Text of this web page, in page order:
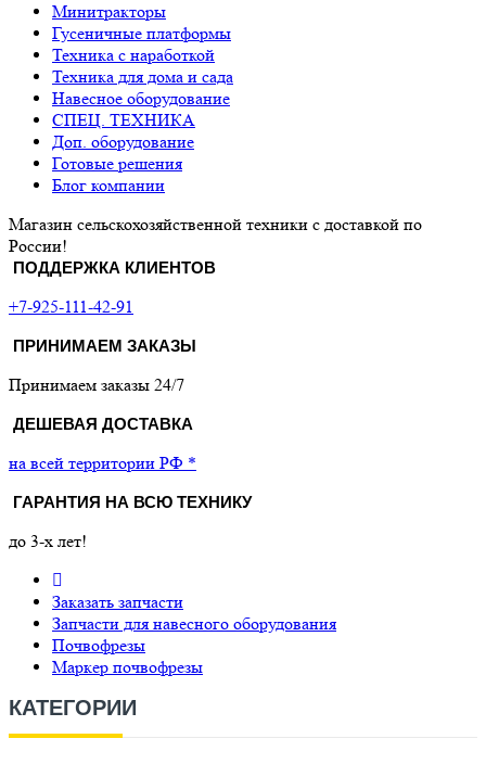
Минитракторы
Гусеничные платформы
Техника с наработкой
Техника для дома и сада
Навесное оборудование
СПЕЦ. ТЕХНИКА
Доп. оборудование
Готовые решения
Блог компании
Магазин сельскохозяйственной техники с доставкой по
России!
ПОДДЕРЖКА КЛИЕНТОВ
+7-925-111-42-91
ПРИНИМАЕМ ЗАКАЗЫ
Принимаем заказы 24/7
ДЕШЕВАЯ ДОСТАВКА
на всей территории РФ *
ГАРАНТИЯ НА ВСЮ ТЕХНИКУ
до 3-х лет!
Заказать запчасти
Запчасти для навесного оборудования
Почвофрезы
Маркер почвофрезы
КАТЕГОРИИ